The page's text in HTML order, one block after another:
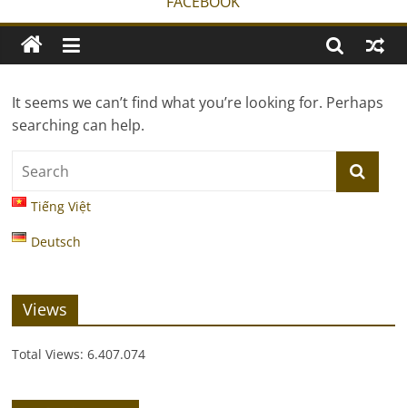
It seems we can’t find what you’re looking for. Perhaps
searching can help.
Tiếng Việt
Deutsch
Views
Total Views:6.407.074